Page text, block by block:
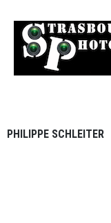
PHILIPPE SCHLEITER